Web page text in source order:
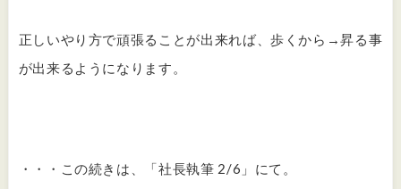
正しいやり方で頑張ることが出来れば、歩くから→昇る事
が出来るようになります。
・・・この続きは、「社長執筆 2/6」にて。